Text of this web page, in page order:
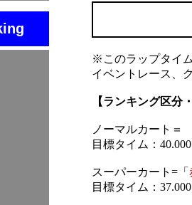
※このラップタイ
イベントレース、
【ランキング区分
ノーマルカート＝
目標タイム：
スーパーカート=「
目標タイム：